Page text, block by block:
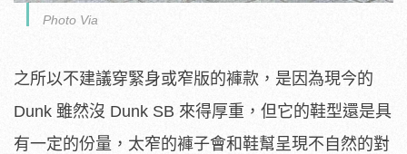
Photo Via
之所以不建議穿緊身或窄版的褲款，是因為現今的
Dunk 雖然沒 Dunk SB 來得厚重，但它的鞋型還是具
有一定的份量，太窄的褲子會和鞋幫呈現不自然的對